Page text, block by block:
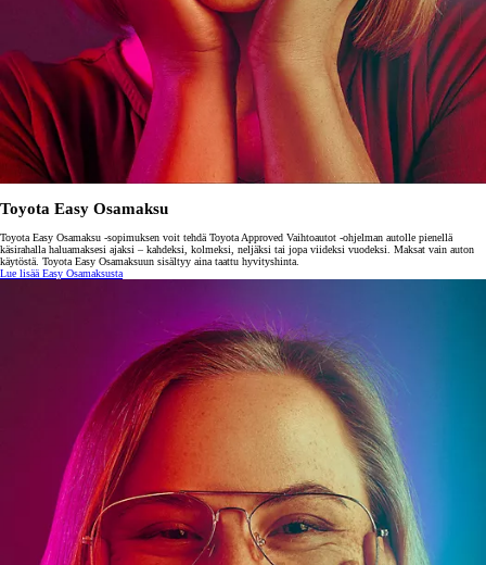
Toyota Easy Osamaksu
Toyota Easy Osamaksu -sopimuksen voit tehdä Toyota Approved Vaihtoautot -ohjelman autolle pienellä
käsirahalla haluamaksesi ajaksi – kahdeksi, kolmeksi, neljäksi tai jopa viideksi vuodeksi. Maksat vain auton
käytöstä. Toyota Easy Osamaksuun sisältyy aina taattu hyvityshinta.
Lue lisää Easy Osamaksusta